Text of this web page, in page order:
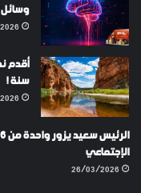
وسائل
سنة !
الإجتماعي
26/03/2026